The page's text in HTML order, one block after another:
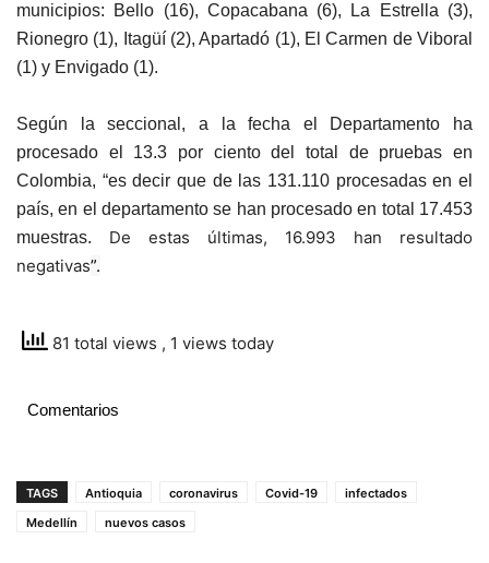
municipios: Bello (16), Copacabana (6), La Estrella (3),
Rionegro (1), Itagüí (2), Apartadó (1), El Carmen de Viboral
(1) y Envigado (1).
Según la seccional, a la fecha el Departamento ha
procesado el 13.3 por ciento del total de pruebas en
Colombia, “es decir que de las 131.110 procesadas en el
país, en el departamento se han procesado en total 17.453
muestras. De estas últimas, 16.993 han resultado
negativas”.
81 total views , 1 views today
Comentarios
TAGS Antioquia coronavirus Covid-19
infectados
Medellín
nuevos casos